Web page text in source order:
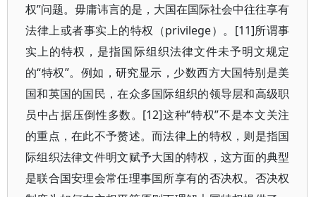
权”问题。毋庸讳言的是，大国在国际社会中往往享有
法律上或者事实上的特权（privilege）。[11]所谓事
实上的特权，是指国际组织法律文件未予明文规定
的“特权”。例如，研究显示，少数西方大国特别是美
国和英国的国民，在众多国际组织的领导层和高级职
员中占据压倒性多数。[12]这种“特权”不是本文关注
的重点，在此不予赘述。而法律上的特权，则是指国
际组织法律文件明文赋予大国的特权，这方面的典型
是联合国安理会常任理事国所享有的否决权。否决权